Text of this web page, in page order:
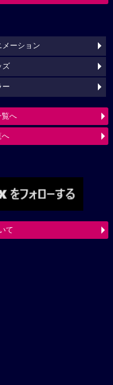
メーション
ズ
ー
覧へ
へ
て